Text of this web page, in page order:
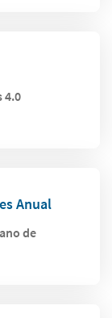
4.0
Anual
de